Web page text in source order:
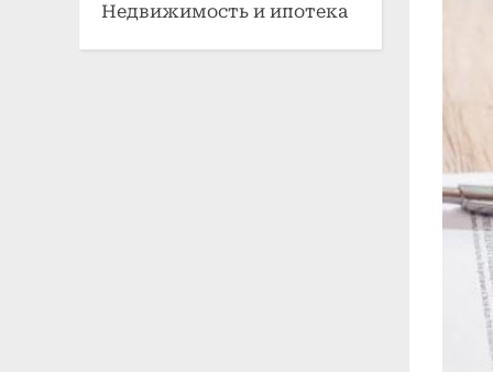
Недвижимость и ипотека